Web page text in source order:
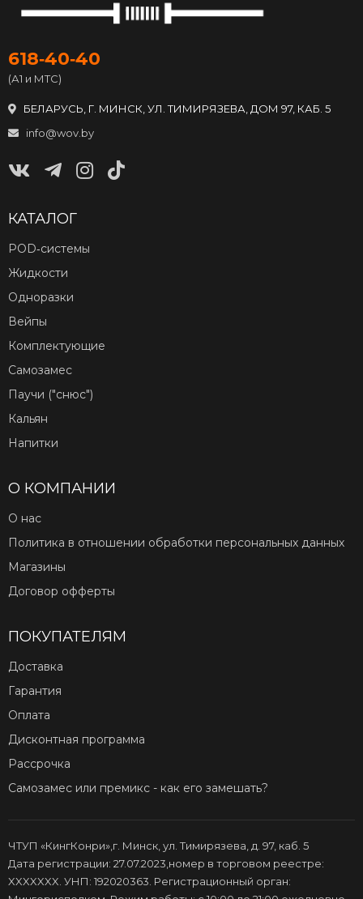
618‑40‑40
(А1 и МТС)
БЕЛАРУСЬ, Г. МИНСК, УЛ. ТИМИРЯЗЕВА, ДОМ 97, КАБ. 5
info@wov.by
КАТАЛОГ
POD‑системы
Жидкости
Одноразки
Вейпы
Комплектующие
Самозамес
Паучи ("снюс")
Кальян
Напитки
О КОМПАНИИ
О нас
Политика в отношении обработки персональных данных
Магазины
Договор офферты
ПОКУПАТЕЛЯМ
Доставка
Гарантия
Оплата
Дисконтная программа
Рассрочка
Самозамес или премикс - как его замешать?
ЧТУП «КингКонри»,г. Минск, ул. Тимирязева, д. 97, каб. 5
Дата регистрации: 27.07.2023,номер в торговом реестре:
XXXXXXX. УНП: 192020363. Регистрационный орган: